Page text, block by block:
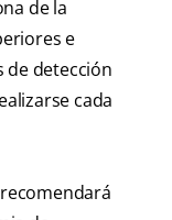
de la
e
de detección
cada